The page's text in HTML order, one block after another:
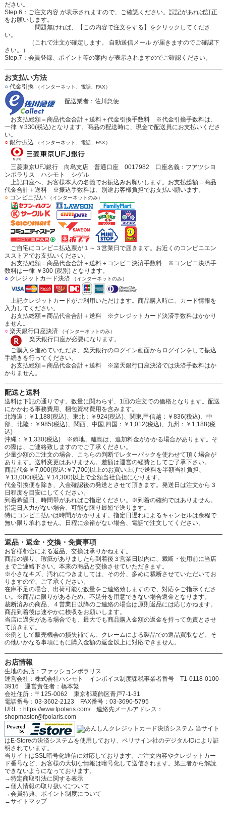
ださい。
Step.6：ご注文内容 が表示されますので、ご確認ください。誤記があれば訂正
をお願いします。
問題無ければ、【この内容で注文をする】をクリックしてくださ
い。
（これで注文が確定します。 自動送信メール が届きますのでご確認下
さい。）
Step.7：会員登録、ポイント等の案内 が表示されますのでご確認ください。
お支払い方法
○代金引換 （インターネット、電話、FAX）
配送業者：佐川急便
お支払総額＝商品代金合計＋送料＋代金引換手数料 ※代金引換手数料は、
一律 ￥330(税込)となります。商品の配送時に、現金で配送員にお支払いくださ
い。
○銀行振込 （インターネット、電話、FAX）
三菱東京UFJ銀行 向島支店 普通口座 0017982 口座名義：フアツシヨ
ンポラリス ハシモト シゲル
上記口座へ、お客様本人の名義でお振込みお願いします。お支払総額＝商品
代金合計＋送料 ※振込手数料は、別途お客様負担でお支払い願います。
○コンビニ払い （インターネットのみ）
ご自宅にコンビニ払込票が１～３営業日で届きます。お近くのコンビニエン
スストアでお支払いください。
お支払総額＝商品代金合計＋送料＋コンビニ決済手数料 ※コンビニ決済手
数料は一律 ￥300 (税別) となります。
○クレジットカード決済 （インターネットのみ）
上記クレジットカードがご利用いただけます。商品購入時に、カード情報を
入力してください。
お支払総額＝商品代金合計＋送料 ※クレジットカード決済手数料はかかり
ません。
○楽天銀行口座決済 （インターネットのみ）
楽天銀行口座が必要になります。
ご購入を進めていただき、楽天銀行のログイン画面からログインをして振込
手続きを行ってください。
お支払総額＝商品代金合計＋送料 ※楽天銀行口座決済では決済手数料はか
かりません。
配送と送料
送料は下記の通りです。数量に関わらず、1回の注文での価格となります。配送
にかかわる事務費用、梱包資材費用を含みます。
北海道：￥1,188(税込)、東北：￥924(税込)、関東,甲信越：￥836(税込)、中
部、北陸：￥985(税込)、関西、中国,四国：￥1,012(税込)、九州：￥1,188(税
込)
沖縄：￥1,330(税込) ※僻地、離島は、追加料金がかかる場合があります。そ
の際は、ご連絡致しますのでご了承ください。
少量少額のご注文の場合、こちらの判断でレターパックを使わせて頂く場合が
あります。送料変更はありません。差額は運営の経費としてご了承下さい。
商品代金￥7,000(税込:￥7,700)以上のお買い上げで送料を半額当社負担、
￥13,000(税込:￥14,300)以上で全額当社負担になります。
代金引換便を除き、入金確認後の発送とさせて頂きます。発送日は注文から３
日程度を目安にしてください。
到着希望日、時間帯があればご指定ください。※到着の確約ではありません。
指定日入力がない場合、可能な限り最短で送ります。
特にコンビニ払いは時間がかかります。指定日遅れによるキャンセルは余程で
無い限り承れません。日程に余裕がない場合、電話で注文してください。
返品・返金・交換・免責事項
お客様都合による返品、交換は承りかねます。
商品の誤り、瑕疵がありましたら到着後３営業日以内に、裁断・使用前に当店
までご連絡下さい。本来の商品と交換させていただきます。
※小さなキズ、汚れにつきましては、その分、多めに裁断させていただいてお
りますので、ご了承ください。
在庫不足の場合、出荷可能な数量をご連絡致しますので、対応をご指示くださ
い。※商品に限りがあるため、不足分を用意できない場合返金となります。
裁断済みの商品、４営業日以降のご連絡の場合は原則返品には応じかねます。
商品到着後は速やかに検収をお願いします。
当店に過失がある場合でも、最大でも商品購入金額の返金を持って免責とさせ
て頂きます。
※例として販売機会の損失補てん、クレームによる製品での返品買取など、そ
の他いかなる事項にもに購入金額の返金以上に対応できません。
お店情報
生地のお店：ファッションポラリス
運営会社：株式会社ハシモト インボイス制度課税事業者番号 T1-0118-0100-
3916 運営責任者：橋本繁
会社住所：〒125-0062 東京都葛飾区青戸7-1-31
電話番号：03-3602-2123 FAX番号：03-3690-5795
URL：https://www.fpolaris.com/ 連絡先メールアドレス：
shopmaster@fpolaris.com
当サイト
はE-Storeの決済システムを使用しており、ベリサイン社のデジタルIDにより証
明されています。
当サイトはSSL暗号化通信に対応しております。ご注文内容やクレジットカー
ド番号など、お客様の大切な情報は暗号化して送信されます。第三者から解読
できないようになっております。
→特定商取引法に関する表示
→個人情報の取り扱いについて
→会員特典、ポイント制度について
→サイトマップ